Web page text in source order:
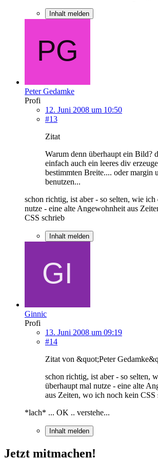
Inhalt melden
Peter Gedamke
Profi
12. Juni 2008 um 10:50
#13
Zitat
Warum denn überhaupt ein Bild?
einfach auch ein leeres div
bestimmten Breite.... oder margin
benutzen...
schon richtig, ist aber - so selten, wie ich
nutze - eine alte Angewohnheit aus
CSS schrieb
Inhalt melden
Ginnic
Profi
13. Juni 2008 um 09:19
#14
Zitat von &quot;Peter
schon richtig, ist aber - so selten,
überhaupt mal nutze - eine alte
aus Zeiten, wo ich noch kein CSS
*lach* ... OK .. verstehe...
Inhalt melden
Jetzt mitmachen!